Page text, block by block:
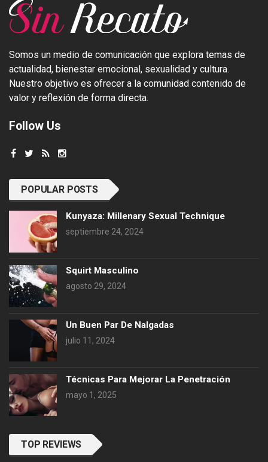
Somos un medio de comunicación que explora temas de
actualidad, bienestar emocional, sexualidad y cultura.
Nuestro objetivo es ofrecer a la comunidad contenido de
valor y reflexión de forma directa.
Follow Us
POPULAR POSTS
Kunyaza: Millenary Sexual Technique
septiembre 24, 2024
Squirt Masculino
agosto 29, 2024
Un Buen Par De Nalgadas
julio 11, 2024
Técnicas Para Mejorar La Penetración
mayo 1, 2025
TOP REVIEWS